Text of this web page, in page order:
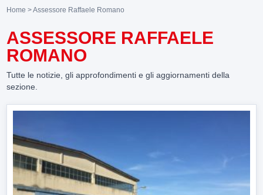
Home > Assessore Raffaele Romano
ASSESSORE RAFFAELE
ROMANO
Tutte le notizie, gli approfondimenti e gli aggiornamenti della
sezione.